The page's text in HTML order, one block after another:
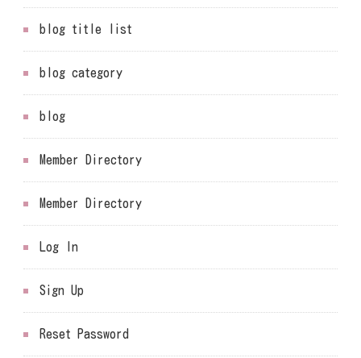
blog title list
blog category
blog
Member Directory
Member Directory
Log In
Sign Up
Reset Password